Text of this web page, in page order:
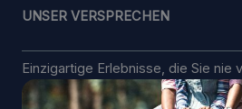
UNSER VERSPRECHEN
Einzigartige Erlebnisse, die Sie nie